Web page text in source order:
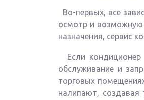
Во-первых, все
осмотр и возможную
назначения, сервис
Если кондиционер
обслуживание и
торговых
налипают, создавая